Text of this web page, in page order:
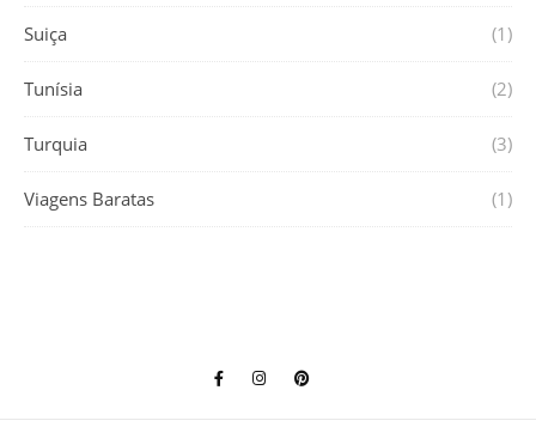
Suiça (1)
Tunísia (2)
Turquia (3)
Viagens Baratas (1)